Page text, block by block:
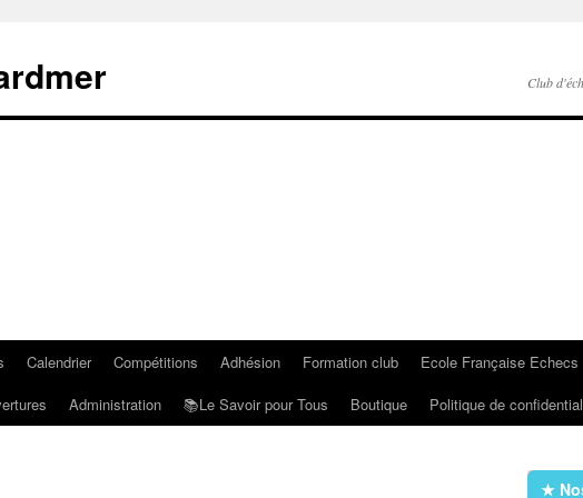
Club
Calendrier Compétitions Adhésion Formation club Ecole Française Echecs
Administration 📚Le Savoir pour Tous Boutique Politique de
★